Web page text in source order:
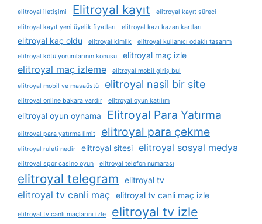
elitroyal i̇letişimi Elitroyal kayıt
elitroyal kayıt süreci
elitroyal kayıt yeni üyelik fiyatları
elitroyal kazı kazan kartları
elitroyal kaç oldu elitroyal kimlik
elitroyal kullanıcı odaklı tasarım
elitroyal kötü yorumlarının konusu
elitroyal maç izle
elitroyal maç izleme
elitroyal mobil giriş bul
elitroyal mobil ve masaüstü
elitroyal nasil bir site
elitroyal online bakara vardır elitroyal oyun katılım
elitroyal oyun oynama Elitroyal Para Yatırma
elitroyal para yatırma limit elitroyal para çekme
elitroyal ruleti nedir elitroyal sitesi elitroyal sosyal medya
elitroyal spor casino oyun elitroyal telefon numarası
elitroyal telegram elitroyal tv
elitroyal tv canli maç elitroyal tv canli maç izle
elitroyal tv canlı maçlarını i̇zle elitroyal tv izle